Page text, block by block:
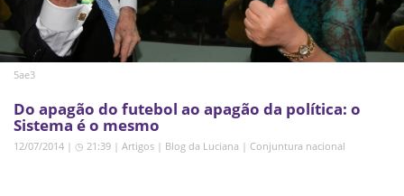
5ae3
Do apagão do futebol ao apagão da política: o
Sistema é o mesmo
12/07/2014 | ◷ 21:39 | Artigos | Blog da Luciana | Conjuntura nacional